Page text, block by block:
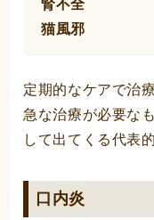
腎不全
猫風邪
定期的なケアで治
急な治療が必要な
して出てくる代表
口内炎